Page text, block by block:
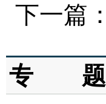
下一篇：
专 题